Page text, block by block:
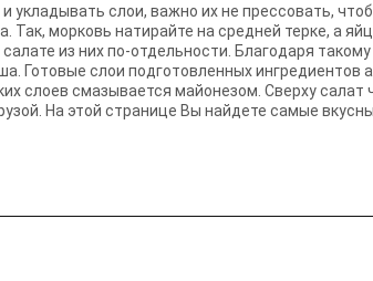
укладывать слои, важно их не прессовать,
Так, морковь натирайте на средней терке, а
из них по-отдельности. Благодаря
Готовые слои подготовленных ингредиентов
слоев смазывается майонезом. Сверху
На этой странице Вы найдете самые